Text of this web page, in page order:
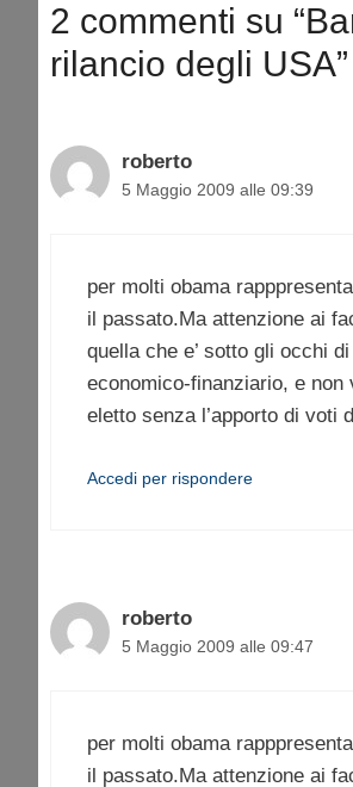
2 commenti su
rilancio degli USA”
roberto
5 Maggio 2009 alle 09:39
per molti obama
il passato.Ma attenzione ai
quella che e’ sotto gli occhi
economico-finanziario, e non
eletto senza l’apporto di voti
Accedi per rispondere
roberto
5 Maggio 2009 alle 09:47
per molti obama
il passato.Ma attenzione ai